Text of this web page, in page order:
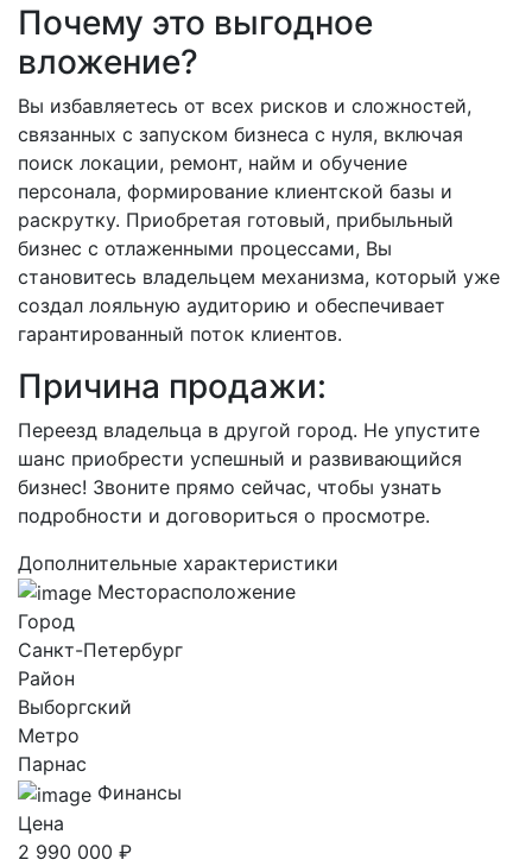
Почему это выгодное
вложение?
Вы избавляетесь от всех рисков и сложностей,
связанных с запуском бизнеса с нуля, включая
поиск локации, ремонт, найм и обучение
персонала, формирование клиентской базы и
раскрутку. Приобретая готовый, прибыльный
бизнес с отлаженными процессами, Вы
становитесь владельцем механизма, который уже
создал лояльную аудиторию и обеспечивает
гарантированный поток клиентов.
Причина продажи:
Переезд владельца в другой город. Не упустите
шанс приобрести успешный и развивающийся
бизнес! Звоните прямо сейчас, чтобы узнать
подробности и договориться о просмотре.
Дополнительные характеристики
Месторасположение
Город
Санкт-Петербург
Район
Выборгский
Метро
Парнас
Финансы
Цена
2 990 000 ₽